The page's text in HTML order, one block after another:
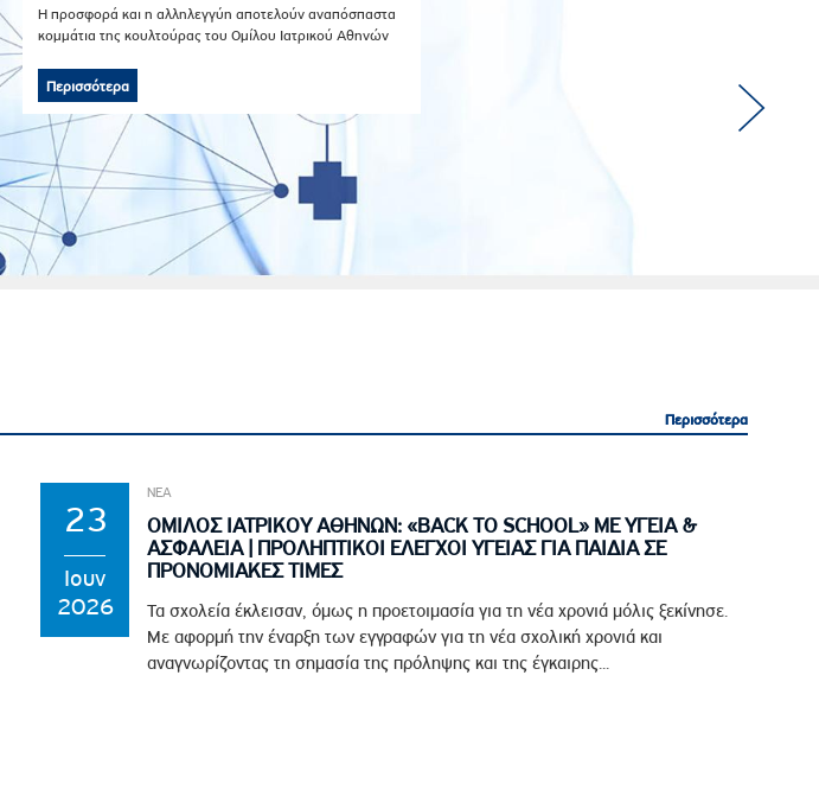
Η προσφορά και η αλληλεγγύη αποτελούν αναπόσπαστα
κομμάτια της κουλτούρας του Ομίλου Ιατρικού Αθηνών
Περισσότερα
Περισσότερα
Περισσότερα
23
Ιουν
2026
ΝΕΑ
ΟΜΙΛΟΣ ΙΑΤΡΙΚΟΥ ΑΘΗΝΩΝ: «BACK TO SCHOOL» ΜΕ ΥΓΕΙΑ &
ΑΣΦΑΛΕΙΑ | ΠΡΟΛΗΠΤΙΚΟΙ ΕΛΕΓΧΟΙ ΥΓΕΙΑΣ ΓΙΑ ΠΑΙΔΙΑ ΣΕ
ΠΡΟΝΟΜΙΑΚΕΣ ΤΙΜΕΣ
Τα σχολεία έκλεισαν, όμως η προετοιμασία για τη νέα χρονιά μόλις ξεκίνησε.
Με αφορμή την έναρξη των εγγραφών για τη νέα σχολική χρονιά και
αναγνωρίζοντας τη σημασία της πρόληψης και της έγκαιρης...